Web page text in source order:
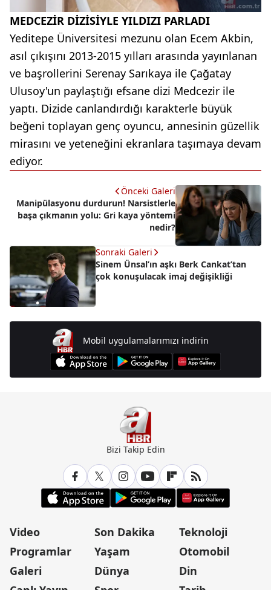
MEDCEZİR DİZİSİYLE YILDIZI PARLADI
Yeditepe Üniversitesi mezunu olan Ecem Akbin,
asıl çıkışını 2013-2015 yılları arasında yayınlanan
ve başrollerini Serenay Sarıkaya ile Çağatay
Ulusoy'un paylaştığı efsane dizi Medcezir ile
yaptı. Dizide canlandırdığı karakterle büyük
beğeni toplayan genç oyuncu, annesinin güzellik
mirasını ve yeteneğini ekranlara taşımaya devam
ediyor.
Önceki Galeri
Manipülasyonu durdurun! Narsistlerle
başa çıkmanın yolu: Gri kaya yöntemi
nedir?
Sonraki Galeri
Sinem Ünsal’ın aşkı Berk Cankat’tan
çok konuşulacak imaj değişikliği
Mobil uygulamalarımızı indirin
Bizi Takip Edin
Video
Programlar
Galeri
Son Dakika
Yaşam
Dünya
Teknoloji
Otomobil
Din